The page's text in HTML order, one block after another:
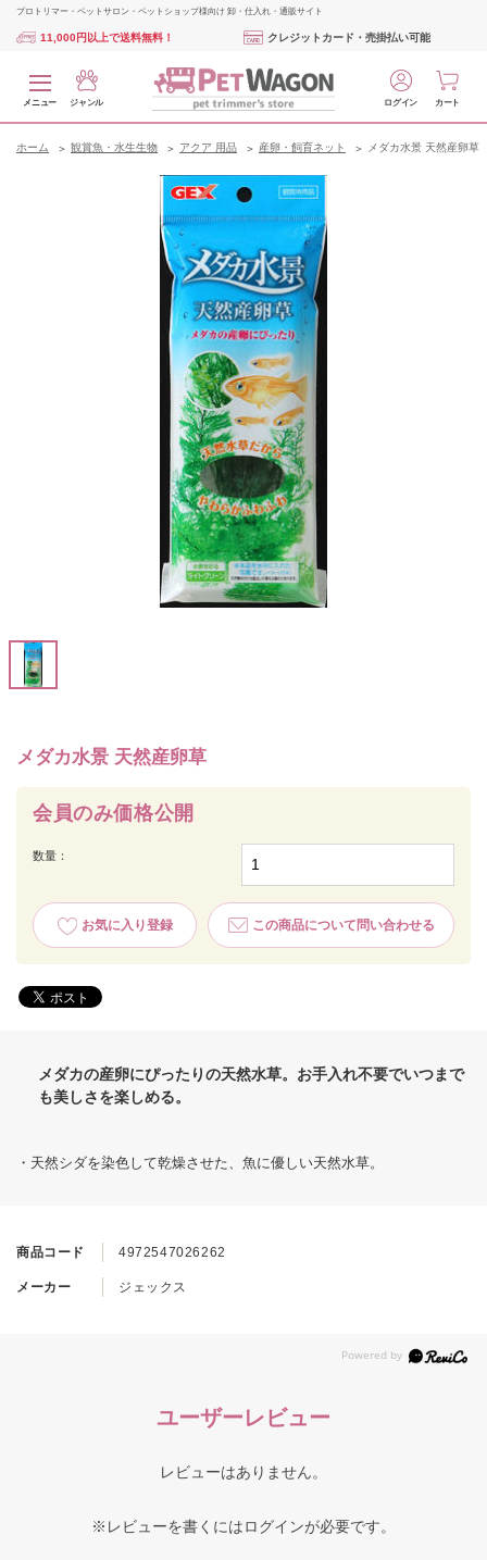
プロトリマー・ペットサロン・ペットショップ様向け 卸・仕入れ・通販サイト
11,000円以上で送料無料！ クレジットカード・売掛払い可能
メニュー ジャンル ログイン カート
ホーム 観賞魚・水生生物 アクア 用品 産卵・飼育ネット メダカ水景 天然産卵草
メダカ水景 天然産卵草
会員のみ価格公開
数量：
お気に入り登録 この商品について問い合わせる
商品コード 4972547026262
メーカー ジェックス
メダカの産卵にぴったりの天然水草。お手入れ不要でいつまで
も美しさを楽しめる。
・天然シダを染色して乾燥させた、魚に優しい天然水草。
ユーザーレビュー
レビューはありません。
※レビューを書くにはログインが必要です。